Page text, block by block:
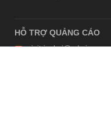
HỖ TRỢ QUẢNG CÁO
giaitrixahoi@admicro.vn